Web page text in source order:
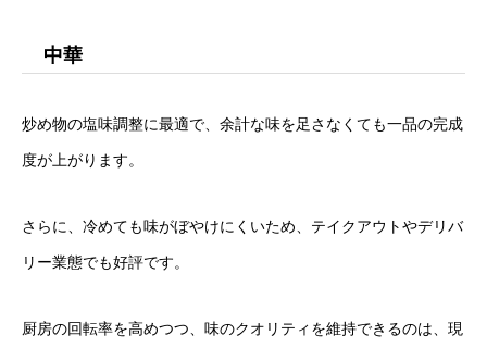
中華
炒め物の塩味調整に最適で、余計な味を足さなくても一品の完成
度が上がります。
さらに、冷めても味がぼやけにくいため、テイクアウトやデリバ
リー業態でも好評です。
厨房の回転率を高めつつ、味のクオリティを維持できるのは、現